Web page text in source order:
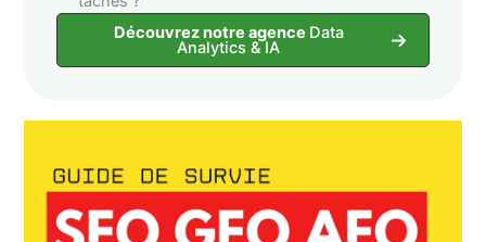
Découvrez notre agence Data
Analytics & IA